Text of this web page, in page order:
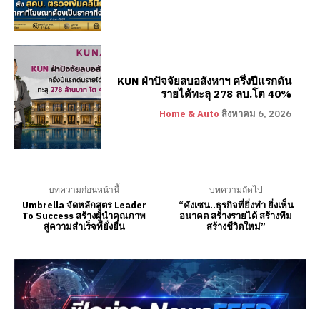
KUN ฝ่าปัจจัยลบอสังหาฯ ครึ่งปีแรกดัน
รายได้ทะลุ 278 ลบ.โต 40%
Home & Auto สิงหาคม 6, 2026
บทความก่อนหน้านี้
Umbrella จัดหลักสูตร Leader
To Success สร้างผู้นำคุณภาพ
สู่ความสำเร็จที่ยั่งยืน
บทความถัดไป
“คังเซน..ธุรกิจที่ยิ่งทำ ยิ่งเห็น
อนาคต สร้างรายได้ สร้างทีม
สร้างชีวิตใหม่”